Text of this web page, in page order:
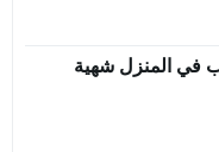
في المنزل شهية